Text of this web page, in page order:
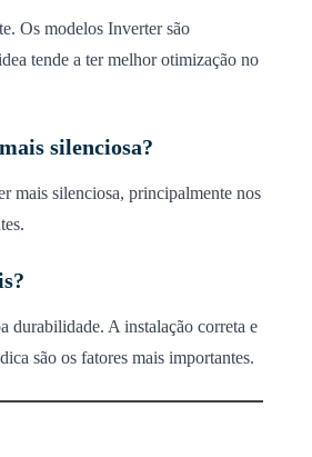
Os modelos Inverter são
tende a ter melhor otimização no
silenciosa?
mais silenciosa, principalmente nos
durabilidade. A instalação correta e
são os fatores mais importantes.